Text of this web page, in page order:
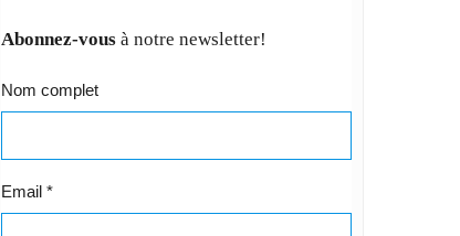
Abonnez-vousà notre newsletter!
Nom complet
Email *